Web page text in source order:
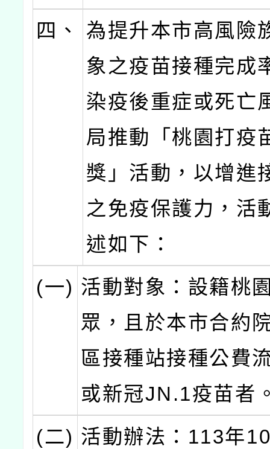
四、
為提升本市高風險
象之疫苗接種完成
染疫後重症或死亡
局推動「桃園打疫
獎」活動，以增進
之免疫保護力，活
述如下：
(一) 活動對象：設籍桃
眾，且於本市合約
區接種站接種公費
或新冠JN.1疫苗者
(二) 活動辦法：113年